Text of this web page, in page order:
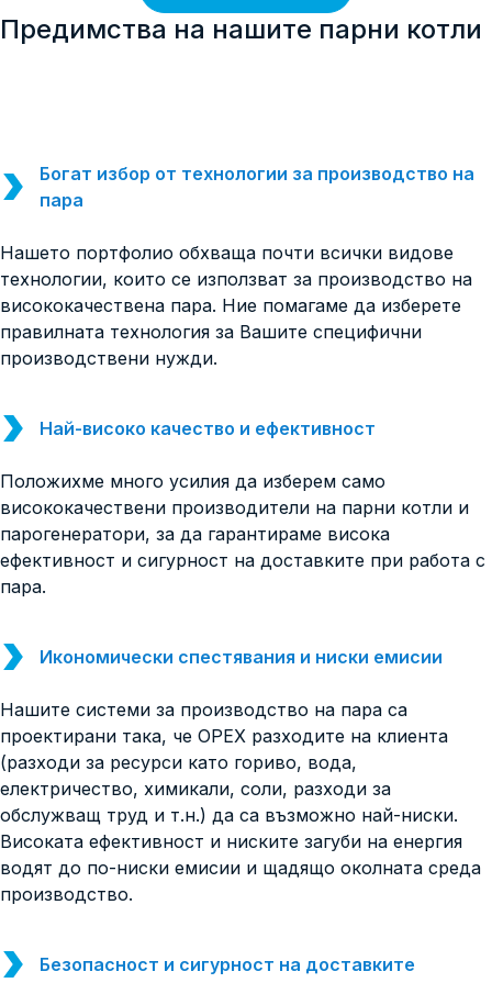
двигатели, спомагателни котли и др.
Предимства на нашите парни котли
Богат избор от технологии за производство на
пара
Нашето портфолио обхваща почти всички видове
технологии, които се използват за производство на
висококачествена пара. Ние помагаме да изберете
правилната технология за Вашите специфични
производствени нужди.
Най-високо качество и ефективност
Положихме много усилия да изберем само
висококачествени производители на парни котли и
парогенератори, за да гарантираме висока
ефективност и сигурност на доставките при работа с
пара.
Икономически спестявания и ниски емисии
Нашите системи за производство на пара са
проектирани така, че OPEX разходите на клиента
(разходи за ресурси като гориво, вода,
електричество, химикали, соли, разходи за
обслужващ труд и т.н.) да са възможно най-ниски.
Високата ефективност и ниските загуби на енергия
водят до по-ниски емисии и щадящо околната среда
производство.
Безопасност и сигурност на доставките